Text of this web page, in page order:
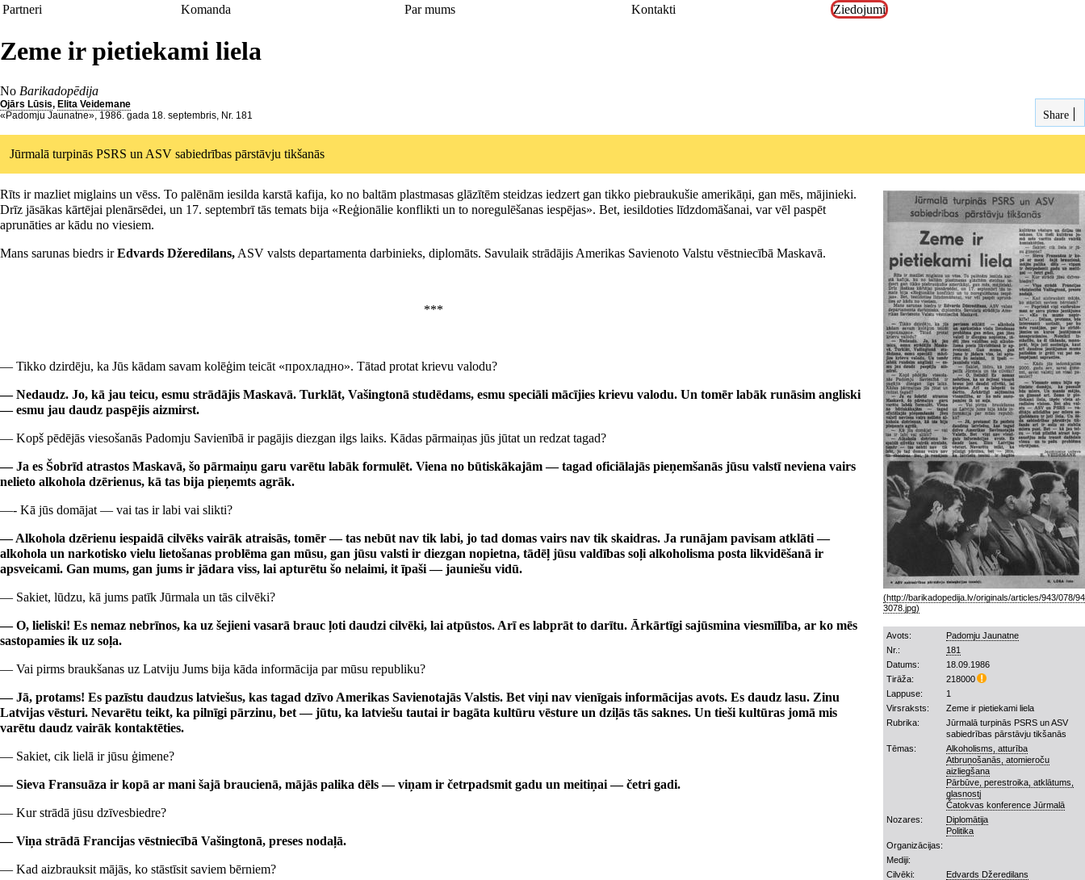
Partneri Komanda Par mums Kontakti Ziedojumi
Zeme ir pietiekami liela
No Barikadopēdija
Share
Ojārs Lūsis, Elita Veidemane
«Padomju Jaunatne», 1986. gada 18. septembris, Nr. 181
Jūrmalā turpinās PSRS un ASV sabiedrības pārstāvju tikšanās
Avots:
Padomju Jaunatne
Nr.:
181
Datums:
18.09.1986
Tirāža:
218000
Lappuse:
1
Virsraksts:
Zeme ir pietiekami liela
Rubrika:
Jūrmalā turpinās PSRS un ASV
sabiedrības pārstāvju tikšanās
Tēmas:
Alkoholisms, atturība
Atbruņošanās, atomieroču
aizliegšana
Pārbūve, perestroika, atklātums,
glasnostj
Čatokvas konference Jūrmalā
Nozares:
Diplomātija
Politika
Organizācijas:
Mediji:
Cilvēki:
Edvards Džeredilans
Rīts ir mazliet miglains un vēss. To palēnām iesilda karstā kafija, ko no baltām plastmasas glāzītēm steidzas iedzert gan tikko piebraukušie amerikāņi, gan mēs, mājinieki.
Drīz jāsākas kārtējai plenārsēdei, un 17. septembrī tās temats bija «Reģionālie konflikti un to noregulēšanas iespējas». Bet, iesildoties līdzdomāšanai, var vēl paspēt
aprunāties ar kādu no viesiem.
Mans sarunas biedrs irEdvards Džeredilans, ASV valsts departamenta darbinieks, diplomāts. Savulaik strādājis Amerikas Savienoto Valstu vēstniecībā Maskavā.
***
— Tikko dzirdēju, ka Jūs kādam savam kolēģim teicāt «прохладно». Tātad protat krievu valodu?
— Nedaudz. Jo, kā jau teicu, esmu strādājis Maskavā. Turklāt, Vašingtonā studēdams, esmu speciāli mācījies krievu valodu. Un tomēr labāk runāsim angliski
— esmu jau daudz paspējis aizmirst.
— Kopš pēdējās viesošanās Padomju Savienībā ir pagājis diezgan ilgs laiks. Kādas pārmaiņas jūs jūtat un redzat tagad?
— Ja es Šobrīd atrastos Maskavā, šo pārmaiņu garu varētu labāk formulēt. Viena no būtiskākajām — tagad oficiālajās pieņemšanās jūsu valstī neviena vairs
nelieto alkohola dzērienus, kā tas bija pieņemts agrāk.
—- Kā jūs domājat — vai tas ir labi vai slikti?
— Alkohola dzērienu iespaidā cilvēks vairāk atraisās, tomēr — tas nebūt nav tik labi, jo tad domas vairs nav tik skaidras. Ja runājam pavisam atklāti —
alkohola un narkotisko vielu lietošanas problēma gan mūsu, gan jūsu valsti ir diezgan nopietna, tādēļ jūsu valdības soļi alkoholisma posta likvidēšanā ir
apsveicami. Gan mums, gan jums ir jādara viss, lai apturētu šo nelaimi, it īpaši — jauniešu vidū.
— Sakiet, lūdzu, kā jums patīk Jūrmala un tās cilvēki?
— O, lieliski! Es nemaz nebrīnos, ka uz šejieni vasarā brauc ļoti daudzi cilvēki, lai atpūstos. Arī es labprāt to darītu. Ārkārtīgi sajūsmina viesmīlība, ar ko mēs
sastopamies ik uz soļa.
— Vai pirms braukšanas uz Latviju Jums bija kāda informācija par mūsu republiku?
— Jā, protams! Es pazīstu daudzus latviešus, kas tagad dzīvo Amerikas Savienotajās Valstis. Bet viņi nav vienīgais informācijas avots. Es daudz lasu. Zinu
Latvijas vēsturi. Nevarētu teikt, ka pilnīgi pārzinu, bet — jūtu, ka latviešu tautai ir bagāta kultūru vēsture un dziļās tās saknes. Un tieši kultūras jomā mis
varētu daudz vairāk kontaktēties.
— Sakiet, cik lielā ir jūsu ģimene?
— Sieva Fransuāza ir kopā ar mani šajā braucienā, mājās palika dēls — viņam ir četrpadsmit gadu un meitiņai — četri gadi.
— Kur strādā jūsu dzīvesbiedre?
— Viņa strādā Francijas vēstniecībā Vašingtonā, preses nodaļā.
— Kad aizbrauksit mājās, ko stāstīsit saviem bērniem?